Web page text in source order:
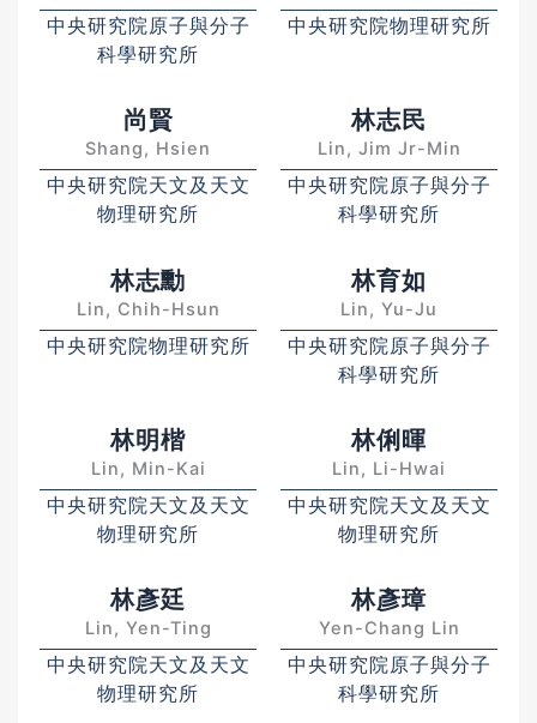
中央研究院原子與分子
科學研究所
中央研究院物理研究所
尚賢
Shang, Hsien
中央研究院天文及天文
物理研究所
林志民
Lin, Jim Jr-Min
中央研究院原子與分子
科學研究所
林志勳
Lin, Chih-Hsun
中央研究院物理研究所
林育如
Lin, Yu-Ju
中央研究院原子與分子
科學研究所
林明楷
Lin, Min-Kai
中央研究院天文及天文
物理研究所
林俐暉
Lin, Li-Hwai
中央研究院天文及天文
物理研究所
林彥廷
Lin, Yen-Ting
中央研究院天文及天文
物理研究所
林彥璋
Yen-Chang Lin
中央研究院原子與分子
科學研究所